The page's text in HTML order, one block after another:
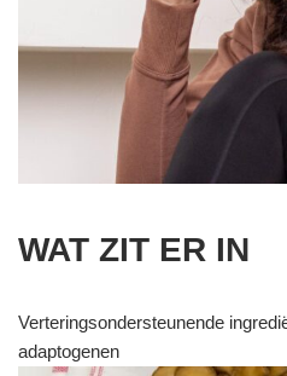
WAT ZIT ER IN
Verteringsondersteunende
adaptogenen